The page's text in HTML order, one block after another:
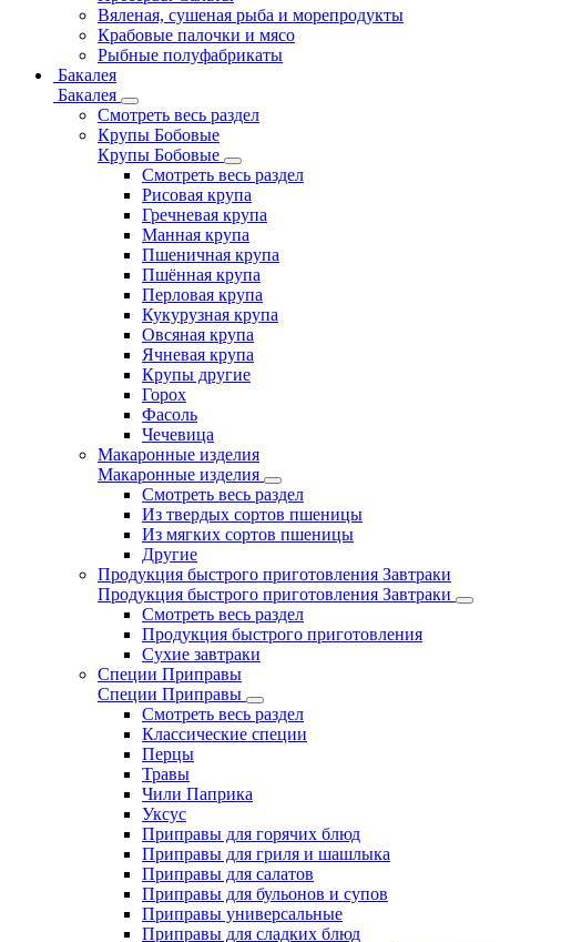
Вяленая, сушеная рыба и морепродукты
Крабовые палочки и мясо
Рыбные полуфабрикаты
Бакалея
Бакалея
Смотреть весь раздел
Крупы Бобовые
Крупы Бобовые
Смотреть весь раздел
Рисовая крупа
Гречневая крупа
Манная крупа
Пшеничная крупа
Пшённая крупа
Перловая крупа
Кукурузная крупа
Овсяная крупа
Ячневая крупа
Крупы другие
Горох
Фасоль
Чечевица
Макаронные изделия
Макаронные изделия
Смотреть весь раздел
Из твердых сортов пшеницы
Из мягких сортов пшеницы
Другие
Продукция быстрого приготовления Завтраки
Продукция быстрого приготовления Завтраки
Смотреть весь раздел
Продукция быстрого приготовления
Сухие завтраки
Специи Приправы
Специи Приправы
Смотреть весь раздел
Классические специи
Перцы
Травы
Чили Паприка
Уксус
Приправы для горячих блюд
Приправы для гриля и шашлыка
Приправы для салатов
Приправы для бульонов и супов
Приправы универсальные
Приправы для сладких блюд